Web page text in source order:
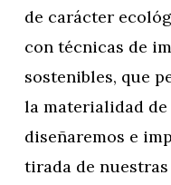
de carácter
con técnicas de
sostenibles, que
la materialidad de
diseñaremos e
tirada de